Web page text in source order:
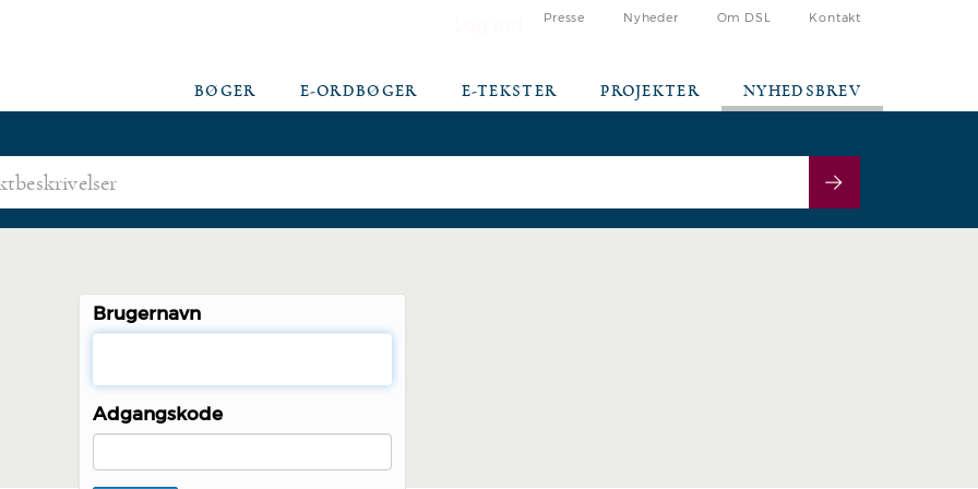
Presse Nyheder Om DSL Kontakt
BØGER E-ORDBØGER E-TEKSTER PROJEKTER NYHEDSBREV
Brugernavn
Adgangskode